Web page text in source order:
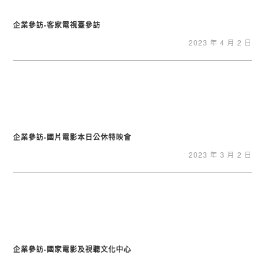
企業參訪-客家電視臺參訪
2023 年 4 月 2 日
企業參訪-國片電影本日公休特映會
2023 年 3 月 2 日
企業參訪-國家電影及視聽文化中心